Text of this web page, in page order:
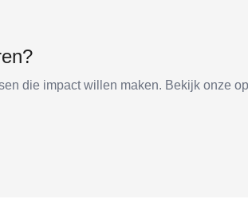
die impact willen maken. Bekijk onze